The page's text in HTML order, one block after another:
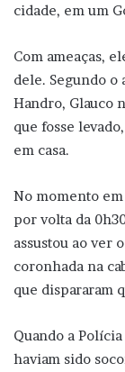
cidade, em um
Com ameaças,
dele. Segundo o
Handro, Glauco
que fosse
em casa.
No momento
por volta da
assustou ao ver
coronhada na
que dispararam
Quando a
haviam sido